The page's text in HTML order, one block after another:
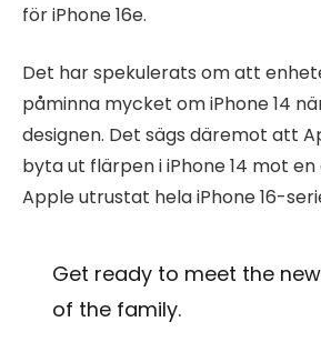
för iPhone 16e.
Det har spekulerats om att
påminna mycket om iPhone 14
designen. Det sägs däremot att
byta ut flärpen i iPhone 14 mot
Apple utrustat hela iPhone 16-
Get ready to meet the
of the family.